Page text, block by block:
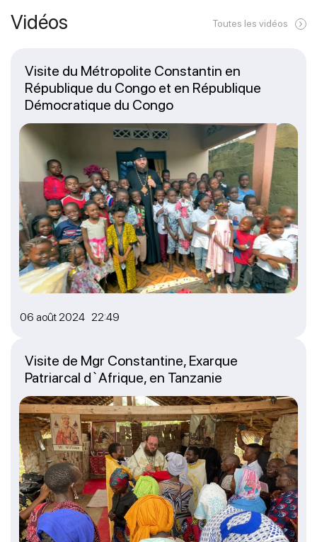
Vidéos Toutes les vidéos
06 août 2024 22:49
Visite du Métropolite Constantin en
République du Congo et en République
Démocratique du Congo
Visite de Mgr Constantine, Exarque
Patriarcal d`Afrique, en Tanzanie